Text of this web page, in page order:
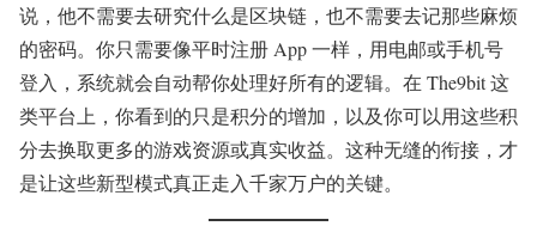
说，他不需要去研究什么是区块链，也不需要去记那些麻烦
的密码。你只需要像平时注册 App 一样，用电邮或手机号
登入，系统就会自动帮你处理好所有的逻辑。在 The9bit 这
类平台上，你看到的只是积分的增加，以及你可以用这些积
分去换取更多的游戏资源或真实收益。这种无缝的衔接，才
是让这些新型模式真正走入千家万户的关键。